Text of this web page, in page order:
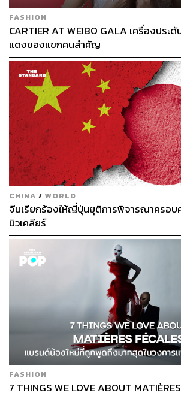
FASHION
CARTIER AT WEIBO GALA เครื่องประ
แดงของแขกคนสำคัญ
CHINA / WORLD
จีนเรียกร้องให้ญี่ปุ่นยุติการพิจารณาครอบ
นิวเคลียร์
FASHION
7 THINGS WE LOVE ABOUT